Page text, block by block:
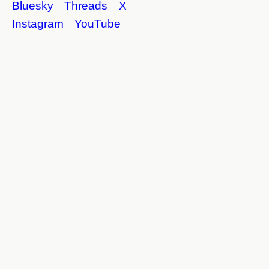
Bluesky Threads
X
Instagram
YouTube